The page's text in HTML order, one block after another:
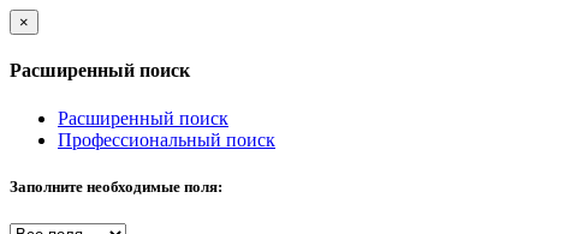
×
Расширенный поиск
Расширенный поиск
Профессиональный поиск
Заполните необходимые поля: